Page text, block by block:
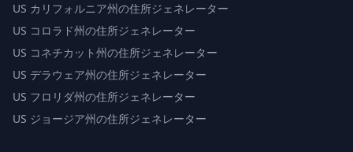
US カリフォルニア州の住所ジェネレーター
US コロラド州の住所ジェネレーター
US コネチカット州の住所ジェネレーター
US デラウェア州の住所ジェネレーター
US フロリダ州の住所ジェネレーター
US ジョージア州の住所ジェネレーター